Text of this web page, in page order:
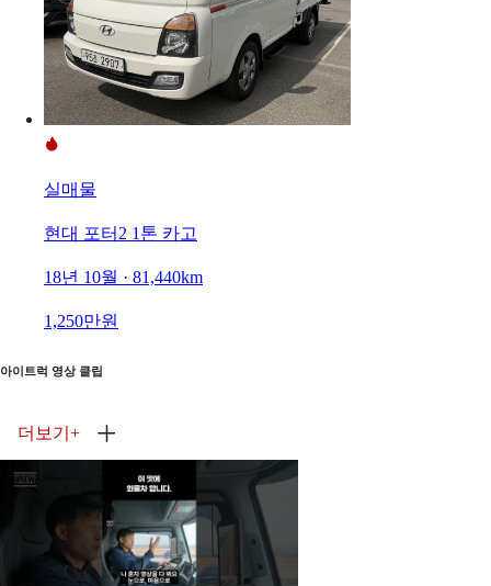
실매물
현대 포터2 1톤 카고
18년 10월 · 81,440km
1,250만원
아이트럭 영상 클립
더보기 +